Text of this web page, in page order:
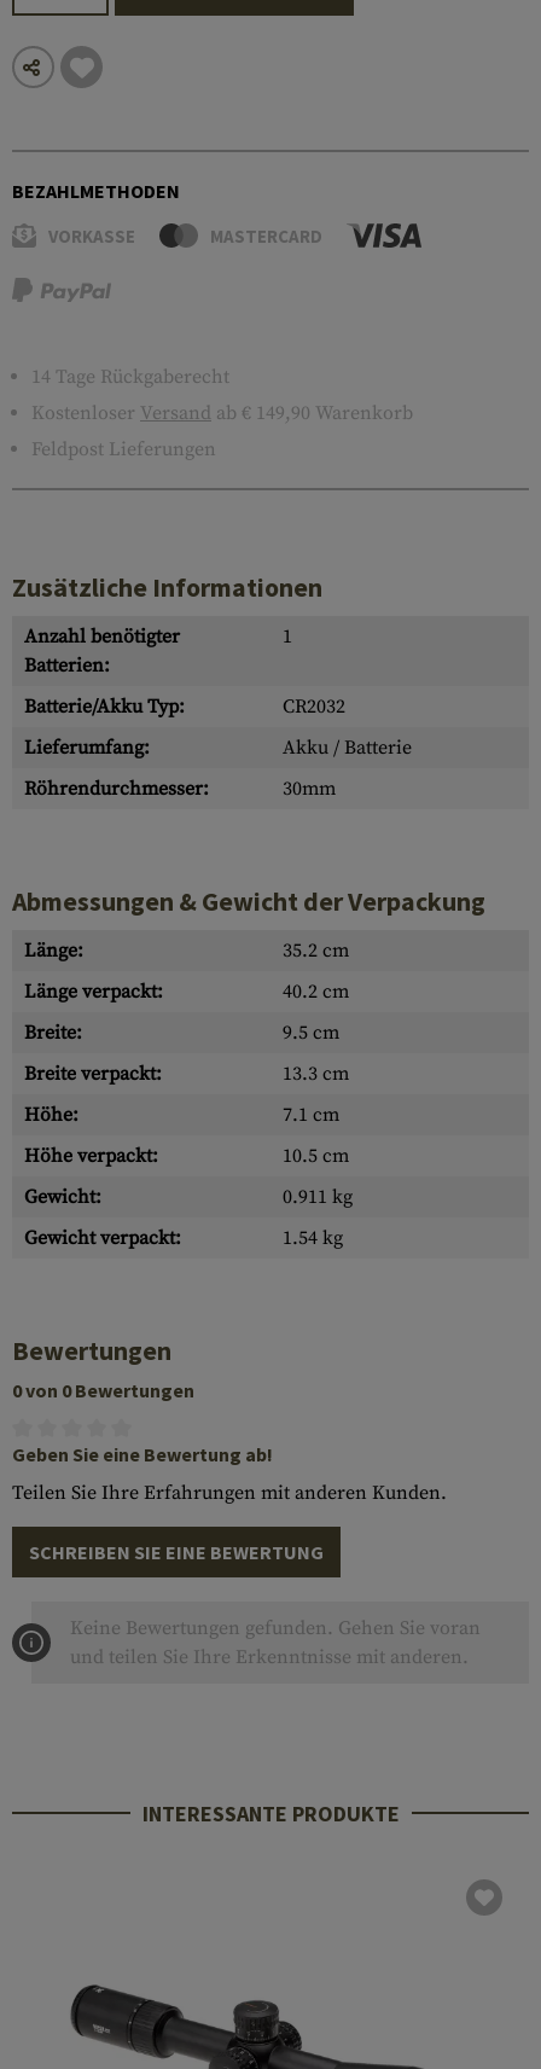
BEZAHLMETHODEN
VORKASSE MASTERCARD
14 Tage Rückgaberecht
Kostenloser Versand ab € 149,90 Warenkorb
Feldpost Lieferungen
Zusätzliche Informationen
Anzahl benötigter
Batterien:
1
Batterie/Akku Typ:
CR2032
Lieferumfang:
Akku / Batterie
Röhrendurchmesser:
30mm
Abmessungen & Gewicht der Verpackung
Länge:
35.2 cm
Länge verpackt:
40.2 cm
Breite:
9.5 cm
Breite verpackt:
13.3 cm
Höhe:
7.1 cm
Höhe verpackt:
10.5 cm
Gewicht:
0.911 kg
Gewicht verpackt:
1.54 kg
Bewertungen
0 von 0 Bewertungen
Geben Sie eine Bewertung ab!
Teilen Sie Ihre Erfahrungen mit anderen Kunden.
SCHREIBEN SIE EINE BEWERTUNG
Keine Bewertungen gefunden. Gehen Sie voran
und teilen Sie Ihre Erkenntnisse mit anderen.
INTERESSANTE PRODUKTE